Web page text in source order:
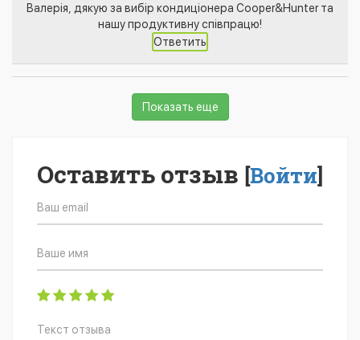
Валерія, дякую за вибір кондиціонера Cooper&Hunter та
нашу продуктивну співпрацю!
Ответить
Показать еще
Оставить отзыв [Войти]